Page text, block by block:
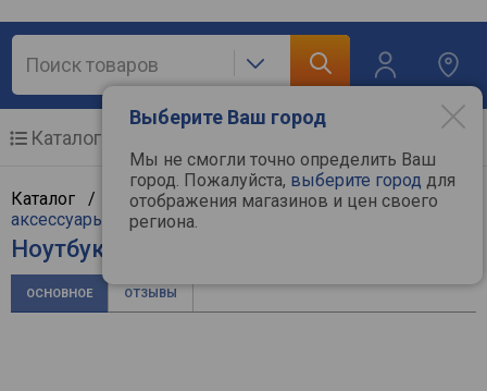
Выберите Ваш город
Мы не смогли точно определить Ваш
город. Пожалуйста, выберите город для
отображения магазинов и цен своего
региона.
Каталог
Каталог / Компьютерная техника/ Ноутбуки и
аксессуары
/Ноутбуки
Ноутбук Gigabyte AORUS 15 BKF
ОСНОВНОЕ ОТЗЫВЫ